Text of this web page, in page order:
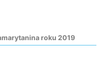
roku 2019